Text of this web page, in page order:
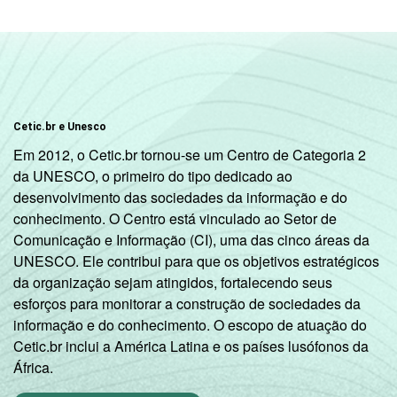
SM
Classe
social
C
51 42
40
DE
35 24
Condição
de
atividade
PEA 60 57
52
Não PEA
48 38 38
1 Base: 86,5 milhões de pessoas que usaram
o computador há menos de três meses em
relação ao momento da entrevista. Cada
item apresentado se refere apenas aos
resultados da alternativa "sim". Respostas
múltiplas, estimuladas e rodiziadas. Dados
Cetic.br e Unesco
Em 2012, o Cetic.br tornou-se um Centro de Categoria 2
da UNESCO, o primeiro do tipo dedicado ao
desenvolvimento das sociedades da informação e do
conhecimento. O Centro está vinculado ao Setor de
Comunicação e Informação (CI), uma das cinco áreas da
UNESCO. Ele contribui para que os objetivos estratégicos
da organização sejam atingidos, fortalecendo seus
esforços para monitorar a construção de sociedades da
informação e do conhecimento. O escopo de atuação do
Cetic.br inclui a América Latina e os países lusófonos da
África.